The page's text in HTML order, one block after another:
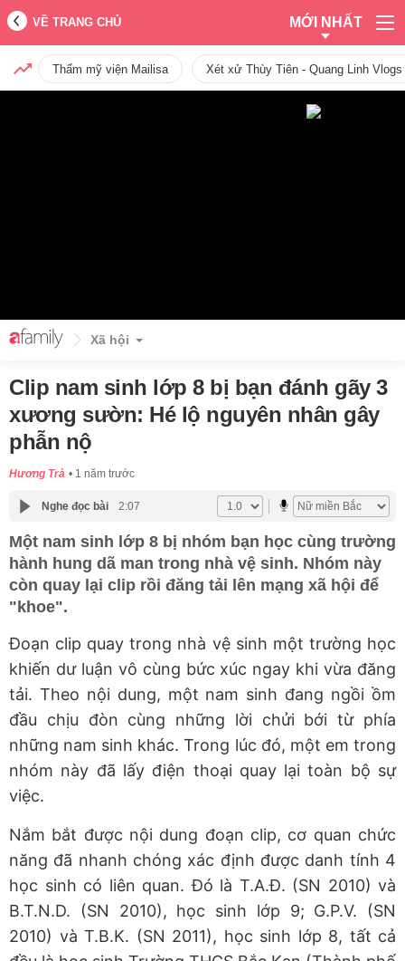
VỀ TRANG CHỦ MỚI NHẤT
Thẩm mỹ viện Mailisa Xét xử Thùy Tiên - Quang Linh
Xã hội
Clip nam sinh lớp 8 bị bạn đánh gãy 3
xương sườn: Hé lộ nguyên nhân gây
phẫn nộ
Hương Trà 1 năm trước
Nghe đọc bài 2:07
Một nam sinh lớp 8 bị nhóm bạn học cùng trường
hành hung dã man trong nhà vệ sinh. Nhóm này
còn quay lại clip rồi đăng tải lên mạng xã hội để
"khoe".
Đoạn clip quay trong nhà vệ sinh một trường học
khiến dư luận vô cùng bức xúc ngay khi vừa đăng
tải. Theo nội dung, một nam sinh đang ngồi ồm
đầu chịu đòn cùng những lời chửi bới từ phía
những nam sinh khác. Trong lúc đó, một em trong
nhóm này đã lấy điện thoại quay lại toàn bộ sự
việc.
Nắm bắt được nội dung đoạn clip, cơ quan chức
năng đã nhanh chóng xác định được danh tính 4
học sinh có liên quan. Đó là T.A.Đ. (SN 2010) và
B.T.N.D. (SN 2010), học sinh lớp 9; G.P.V. (SN
2010) và T.B.K. (SN 2011), học sinh lớp 8, tất cả